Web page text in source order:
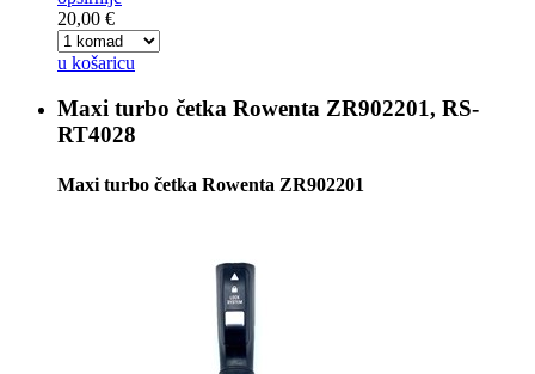
20,00 €
u košaricu
Maxi turbo četka Rowenta ZR902201, RS-
RT4028
Maxi turbo četka Rowenta ZR902201